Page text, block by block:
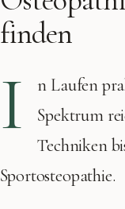
finden
I n Laufen
Spektrum
Techniken
Sportosteopathie.